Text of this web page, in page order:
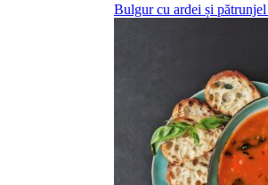
Bulgur cu ardei și pătrunjel